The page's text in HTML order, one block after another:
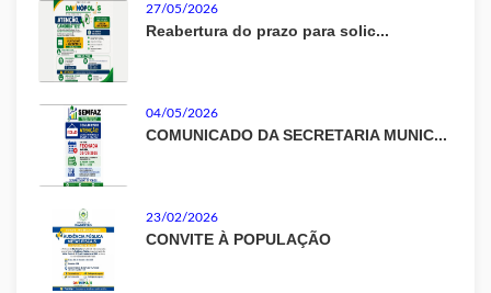
27/05/2026
Reabertura do prazo para solic...
04/05/2026
COMUNICADO DA SECRETARIA MUNIC...
23/02/2026
CONVITE À POPULAÇÃO